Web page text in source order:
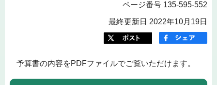
ページ番号 135-595-552
最終更新日 2022年10月19日
予算書の内容をPDFファイルでご覧いただけます。